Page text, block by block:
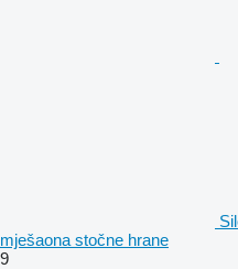
mješaona stočne hrane
9